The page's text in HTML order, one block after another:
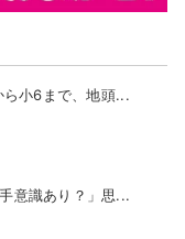
ら小6まで、地頭...
意識あり？」思...